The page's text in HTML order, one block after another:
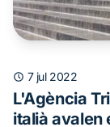
7 jul 2022
L'Agència
italià avalen